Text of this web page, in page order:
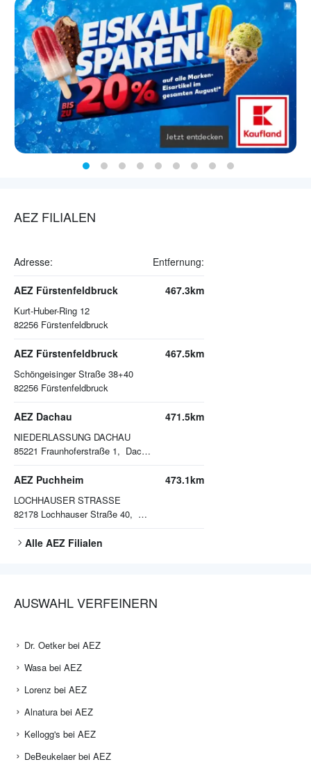
AEZ FILIALEN
Adresse: Entfernung:
AEZ Fürstenfeldbruck
Kurt-Huber-Ring 12
82256 Fürstenfeldbruck
467.3km
AEZ Fürstenfeldbruck
Schöngeisinger Straße 38+40
82256 Fürstenfeldbruck
467.5km
AEZ Dachau
NIEDERLASSUNG DACHAU
85221 Fraunhoferstraße 1, Dachau
471.5km
AEZ Puchheim
LOCHHAUSER STRASSE
82178 Lochhauser Straße 40, Puchheim
473.1km
Alle AEZ Filialen
AUSWAHL VERFEINERN
Dr. Oetker bei AEZ
Wasa bei AEZ
Lorenz bei AEZ
Alnatura bei AEZ
Kellogg's bei AEZ
DeBeukelaer bei AEZ